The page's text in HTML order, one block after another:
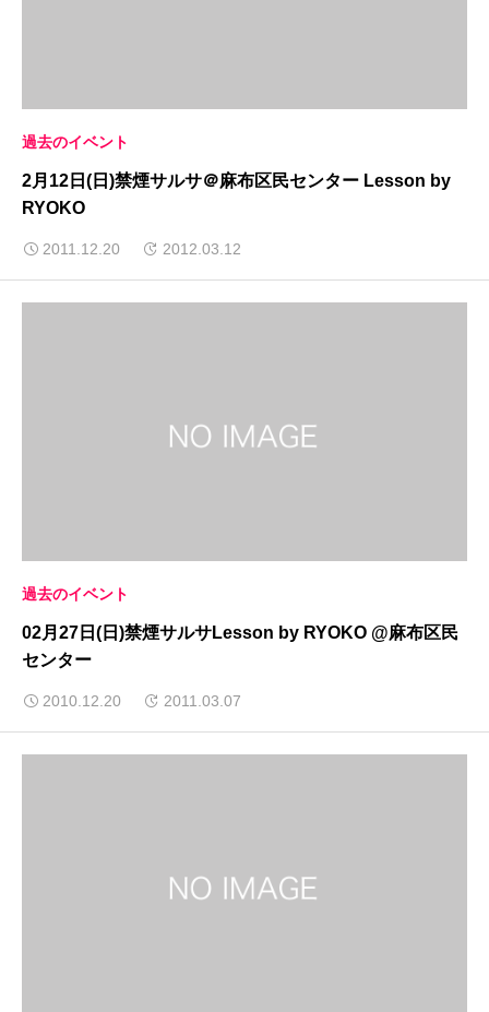
過去のイベント
2月12日(日)禁煙サルサ＠麻布区民センター Lesson by
RYOKO
2011.12.20 2012.03.12
過去のイベント
02月27日(日)禁煙サルサLesson by RYOKO @麻布区民
センター
2010.12.20 2011.03.07